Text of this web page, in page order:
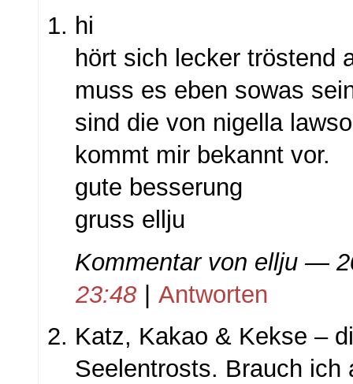
hi
hört sich lecker tröstend
muss es eben sowas
sind die von nigella
kommt mir bekannt vor.
gute besserung
gruss ellju
Kommentar von ellju —
23:48 | Antworten
Katz, Kakao & Kekse –
Seelentrosts. Brauch ich